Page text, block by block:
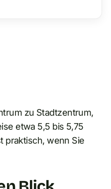
zu Stadtzentrum,
etwa 5,5 bis 5,75
praktisch, wenn Sie